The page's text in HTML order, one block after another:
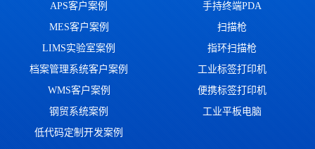
APS客户案例
MES客户案例
LIMS实验室案例
档案管理系统客户案例
WMS客户案例
钢贸系统案例
低代码定制开发案例
手持终端PDA
扫描枪
指环扫描枪
工业标签打印机
便携标签打印机
工业平板电脑